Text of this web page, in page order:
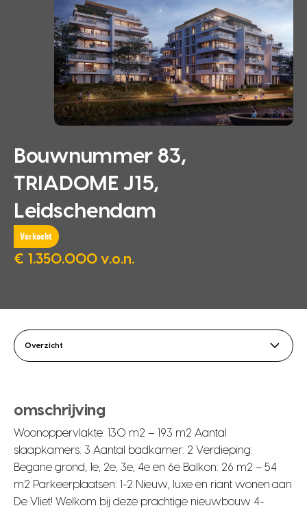
Bouwnummer 83,
TRIADOME J15,
Leidschendam
Verkocht
€ 1.350.000 v.o.n.
Overzicht
omschrijving
Woonoppervlakte: 130 m2 – 193 m2 Aantal
slaapkamers: 3 Aantal badkamer: 2 Verdieping:
Begane grond, 1e, 2e, 3e, 4e en 6e Balkon: 26 m2 – 54
m2 Parkeerplaatsen: 1-2 Nieuw, luxe en riant wonen aan
De Vliet! Welkom bij deze prachtige nieuwbouw 4-